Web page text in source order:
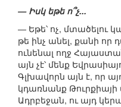
— Իսկ եթե ո՞չ...
— Եթե՝ ոչ, մտածելու
թե ինչ անել, քանի որ
ունենալ ողջ
այն չէ՝ մենք
Գլխավորն այն է, որ
կդառնանք Թուրքիայի
Ադրբեջան, ու այդ